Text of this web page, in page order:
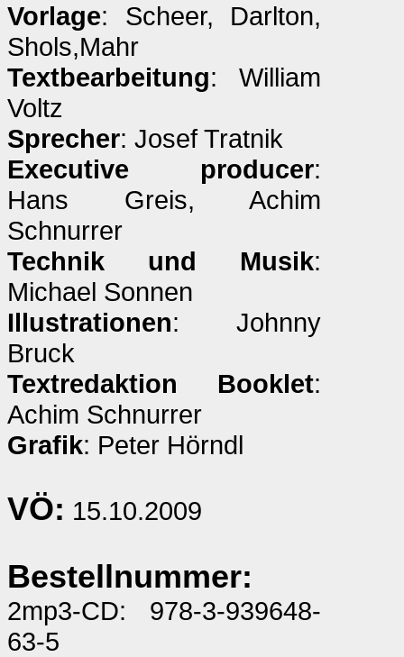
Vorlage: Scheer, Darlton,
Shols,Mahr
Textbearbeitung: William
Voltz
Sprecher: Josef Tratnik
Executive producer:
Hans Greis, Achim
Schnurrer
Technik und Musik:
Michael Sonnen
Illustrationen: Johnny
Bruck
Textredaktion Booklet:
Achim Schnurrer
Grafik: Peter Hörndl
VÖ: 15.10.2009
Bestellnummer:
2mp3-CD: 978-3-939648-
63-5